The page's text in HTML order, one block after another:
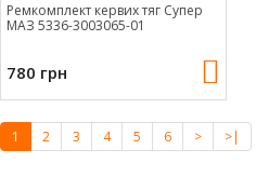
Ремкомплект кервих тяг Супер
МАЗ 5336-3003065-01
780 грн
1 2 3 4 5 6 > >|